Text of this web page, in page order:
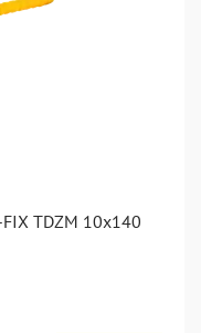
TDZM 10x140